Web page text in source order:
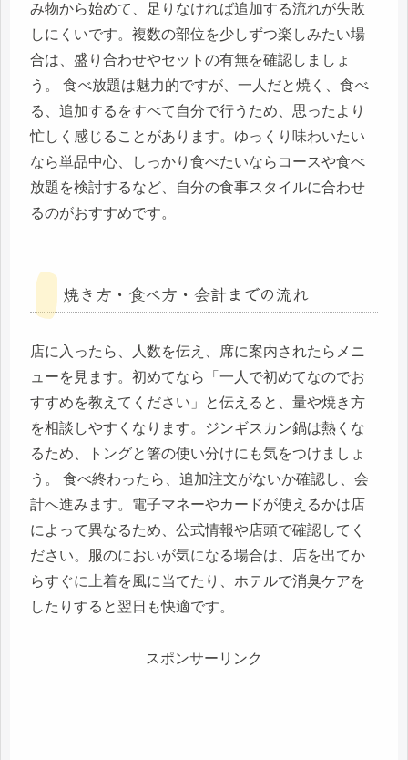
み物から始めて、足りなければ追加する流れが失敗
しにくいです。複数の部位を少しずつ楽しみたい場
合は、盛り合わせやセットの有無を確認しましょ
う。 食べ放題は魅力的ですが、一人だと焼く、食べ
る、追加するをすべて自分で行うため、思ったより
忙しく感じることがあります。ゆっくり味わいたい
なら単品中心、しっかり食べたいならコースや食べ
放題を検討するなど、自分の食事スタイルに合わせ
るのがおすすめです。
焼き方・食べ方・会計までの流れ
店に入ったら、人数を伝え、席に案内されたらメニ
ューを見ます。初めてなら「一人で初めてなのでお
すすめを教えてください」と伝えると、量や焼き方
を相談しやすくなります。ジンギスカン鍋は熱くな
るため、トングと箸の使い分けにも気をつけましょ
う。 食べ終わったら、追加注文がないか確認し、会
計へ進みます。電子マネーやカードが使えるかは店
によって異なるため、公式情報や店頭で確認してく
ださい。服のにおいが気になる場合は、店を出てか
らすぐに上着を風に当てたり、ホテルで消臭ケアを
したりすると翌日も快適です。
スポンサーリンク